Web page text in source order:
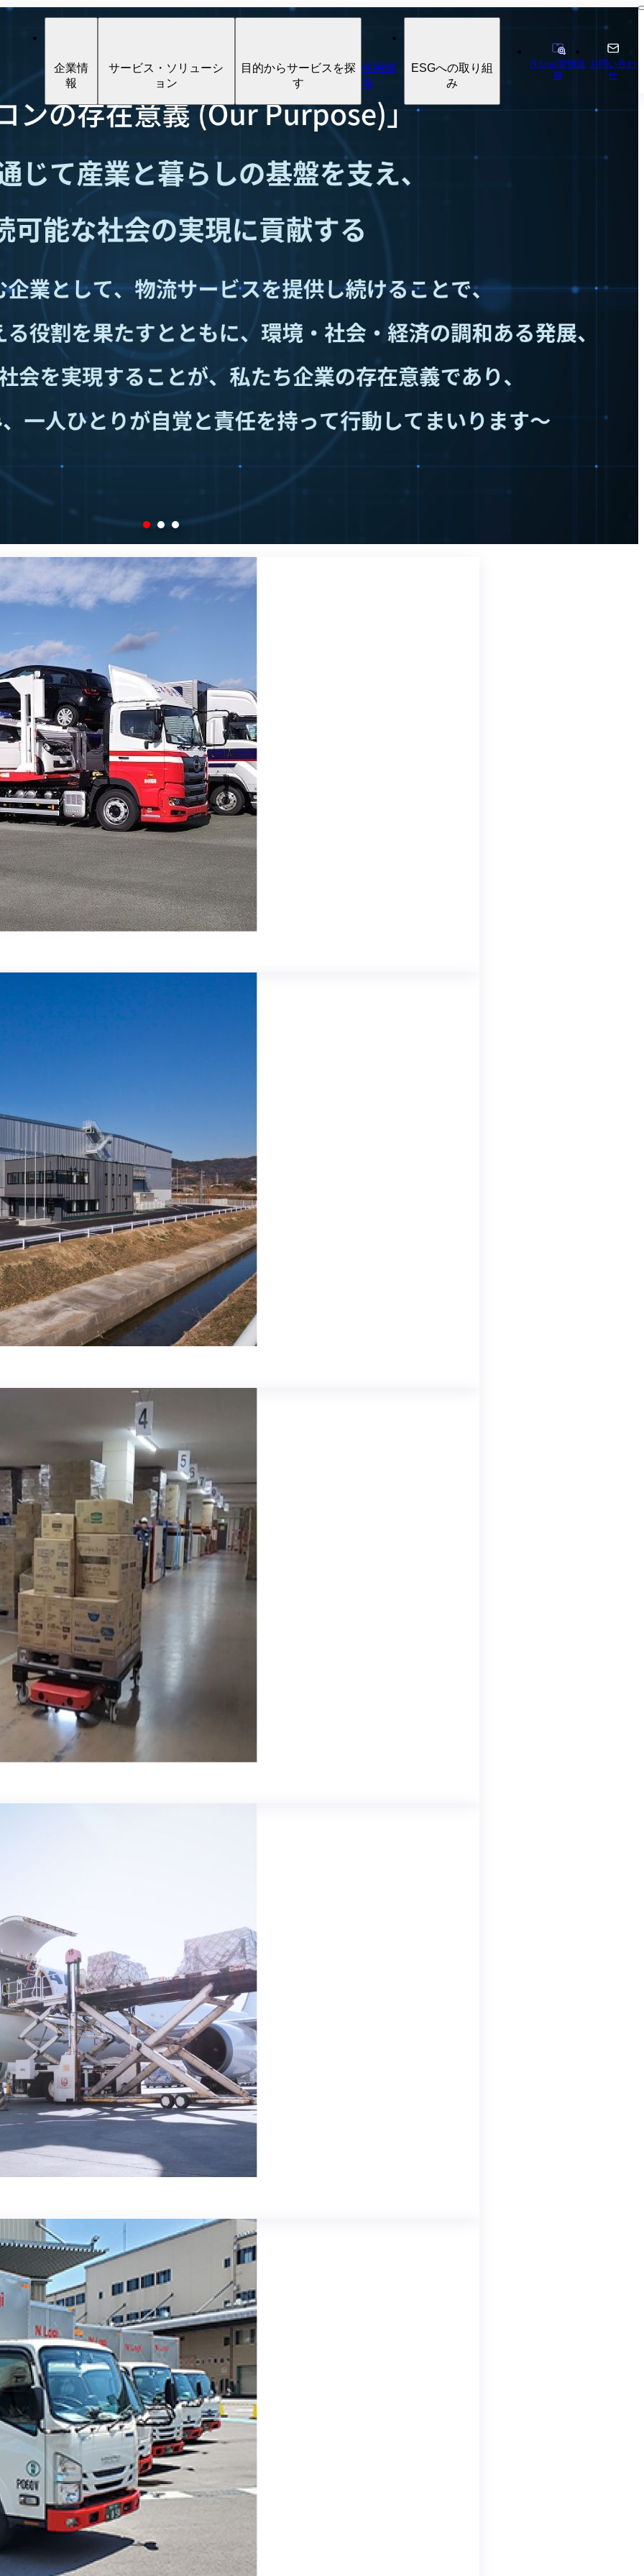
企業情
報
サービス・ソリューシ
ョン
目的からサービスを探
す
採用情
報
ESGへの取り組
み
N Logi貨物追
跡
お問い合わ
せ